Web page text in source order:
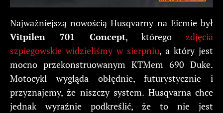
Najważniejszą nowością Husqvarny na Eicmie był
Vitpilen 701 Concept, którego zdjęcia
szpiegowskie widzieliśmy w sierpniu, a który jest
mocno przekonstruowanym KTMem 690 Duke.
Motocykl wygląda obłędnie, futurystycznie i
przyznajemy, że niszczy system. Husqvarna chce
jednak wyraźnie podkreślić, że to nie jest